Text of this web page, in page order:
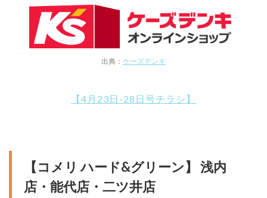
出典： ケーズデンキ
【4月23日-28日号チラシ】
【コメリ ハード&グリーン】 浅内
店・能代店・二ツ井店